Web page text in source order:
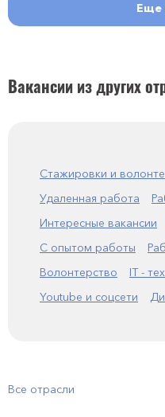
Еще
Вакансии из других
Стажировки и
Удаленная работа
Интересные вакансии
С опытом работы
Волонтерство
IT -
Youtube и соцсети
Все отрасли